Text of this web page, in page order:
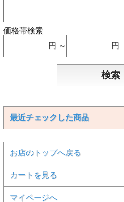
価格帯検索
円 ～
円
最近チェックした商品
お店のトップへ戻る
カートを見る
マイページへ